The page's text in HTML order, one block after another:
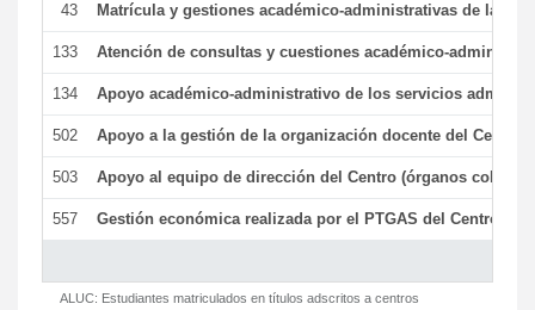
43 Matrícula y gestiones académico-administrativas de la
133 Atención de consultas y cuestiones académico-
134 Apoyo académico-administrativo de los servicios
502 Apoyo a la gestión de la organización docente del Centro
503 Apoyo al equipo de dirección del Centro (órganos
557 Gestión económica realizada por el PTGAS del Centro
ALUC: Estudiantes matriculados en títulos adscritos a centros